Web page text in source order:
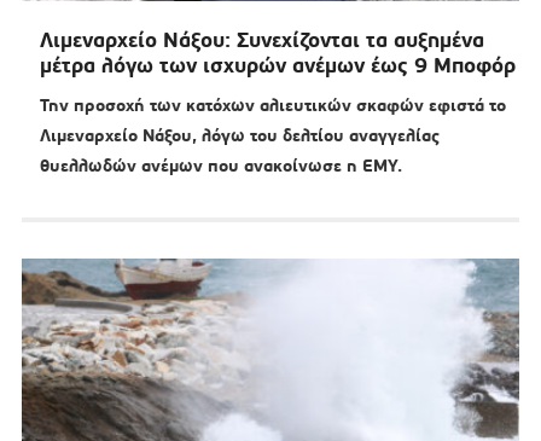
Λιμεναρχείο Νάξου: Συνεχίζονται τα αυξημένα
μέτρα λόγω των ισχυρών ανέμων έως 9 Μποφόρ
Την προσοχή των κατόχων αλιευτικών σκαφών εφιστά το
Λιμεναρχείο Νάξου, λόγω του δελτίου αναγγελίας
θυελλωδών ανέμων που ανακοίνωσε η ΕΜΥ.